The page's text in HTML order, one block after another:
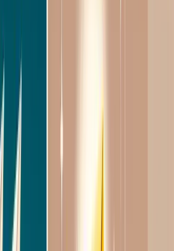
1
is de belangrijkste manier
in Nederland kandidaten
realiteit is dat de meeste
Volgens LinkedIn zelf
InMail-respons rond de 10 tot
van de branche. Dat
van je berichten